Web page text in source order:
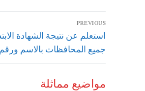
تصفّح
المقالات
PREVIOUS
Previous
post:
جميع المحافظات بالاسم
مواضيع مماثلة